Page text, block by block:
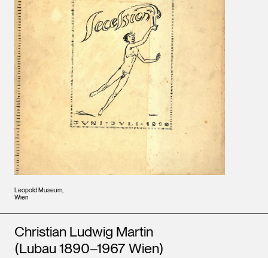
Leopold Museum,
Wien
Künstler*innen
Christian Ludwig Martin
(Lubau 1890–1967 Wien)